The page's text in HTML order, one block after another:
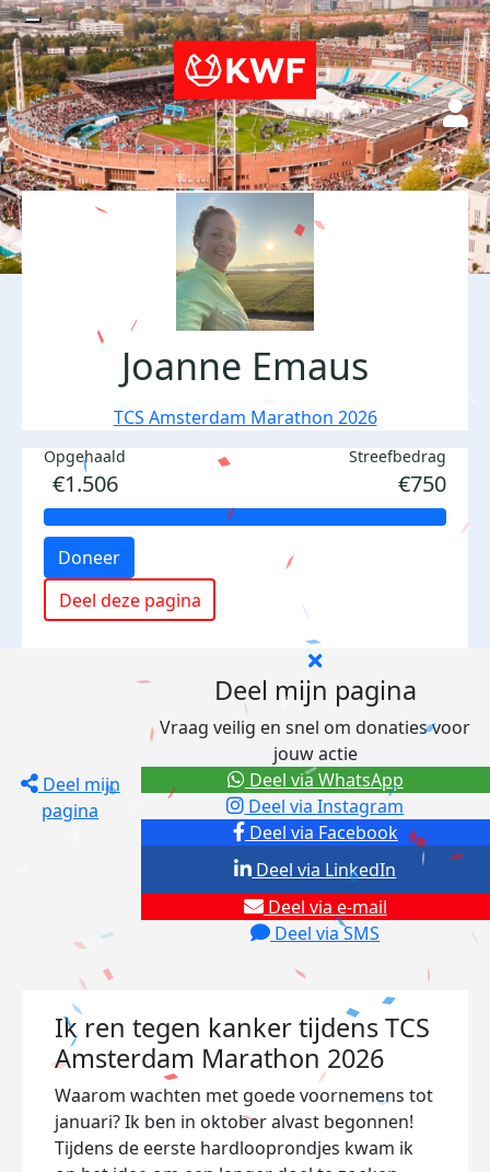
Joanne Emaus
TCS Amsterdam Marathon 2026
Opgehaald
€1.506
Streefbedrag
€750
Doneer
Deel deze pagina
Deel mijn
pagina
Deel mijn pagina
Vraag veilig en snel om donaties voor
jouw actie
Deel via Facebook
Deel via Instagram
Deel via e-mail
Deel via SMS
Deel via LinkedIn
Deel via WhatsApp
Ik ren tegen kanker tijdens TCS
Amsterdam Marathon 2026
Waarom wachten met goede voornemens tot
januari? Ik ben in oktober alvast begonnen!
Tijdens de eerste hardlooprondjes kwam ik